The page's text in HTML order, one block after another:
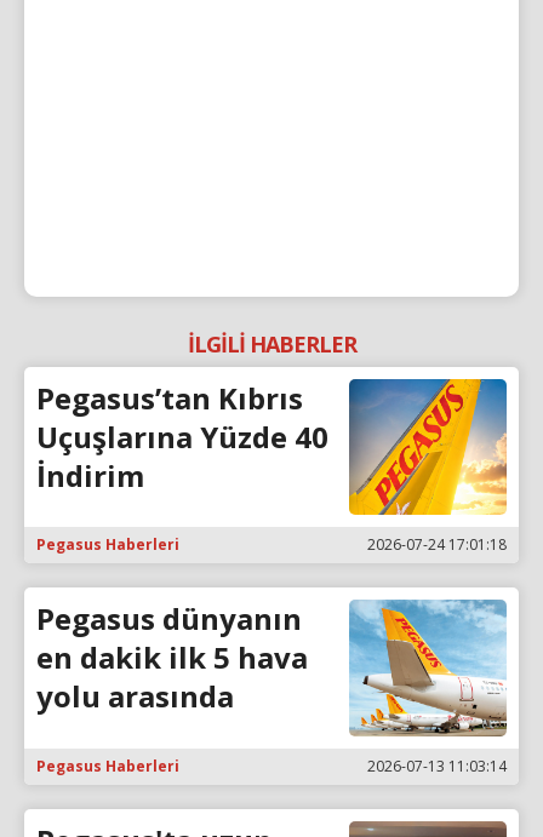
İLGİLİ HABERLER
Pegasus’tan Kıbrıs
Uçuşlarına Yüzde 40
İndirim
Pegasus Haberleri 2026-07-24 17:01:18
Pegasus dünyanın
en dakik ilk 5 hava
yolu arasında
Pegasus Haberleri 2026-07-13 11:03:14